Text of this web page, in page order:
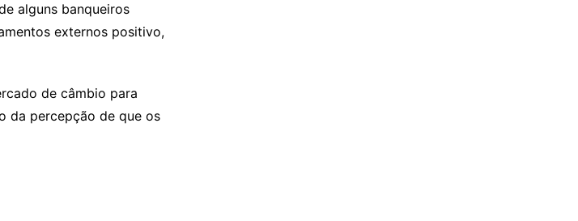
alguns banqueiros
externos positivo,
de câmbio para
da percepção de que os